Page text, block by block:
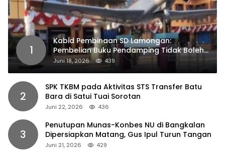
1
Kabid Pembinaan SD Lamongan:
Pembelian Buku Pendamping Tidak Boleh
Dipaksakan
Juni 18, 2026 439
2
SPK TKBM pada Aktivitas STS Transfer Batu
Bara di Satui Tuai Sorotan
Juni 22, 2026 436
3
Penutupan Munas-Konbes NU di Bangkalan
Dipersiapkan Matang, Gus Ipul Turun Tangan
Juni 21, 2026 429